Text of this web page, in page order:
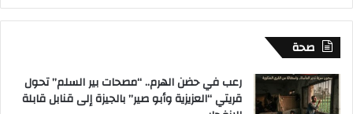
صحة
رعب في حضن الهرم.. “مصحات بير السلم” تحول
قريتي “العزيزية وأبو صير” بالجيزة إلى قنابل قابلة